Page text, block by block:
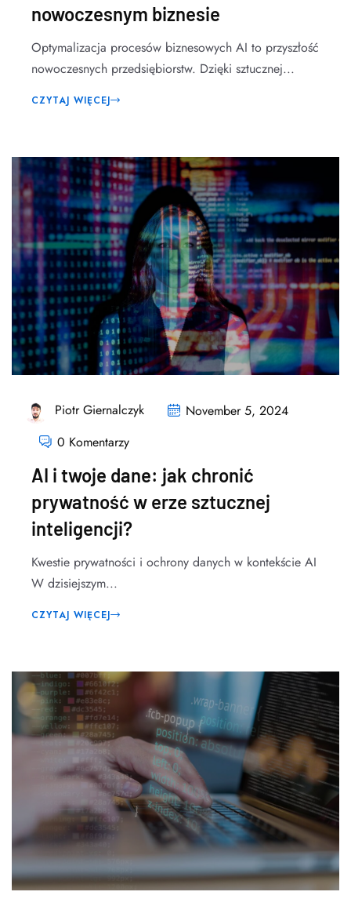
nowoczesnym biznesie
Optymalizacja procesów biznesowych AI to przyszłość
nowoczesnych przedsiębiorstw. Dzięki sztucznej...
CZYTAJ WIĘCEJ
Piotr Giernalczyk
November 5, 2024
0 Komentarzy
AI i twoje dane: jak chronić
prywatność w erze sztucznej
inteligencji?
Kwestie prywatności i ochrony danych w kontekście AI
W dzisiejszym...
CZYTAJ WIĘCEJ